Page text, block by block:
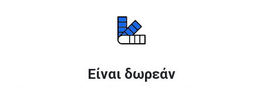
Είναι δωρεάν